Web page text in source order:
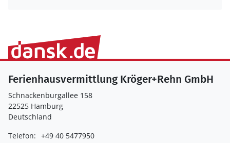
Ferienhausvermittlung Kröger+Rehn GmbH
Schnackenburgallee 158
22525 Hamburg
Deutschland
Telefon: +49 40 5477950